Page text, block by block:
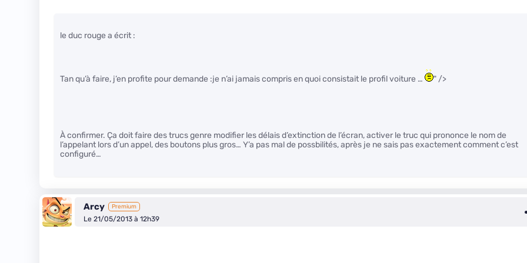
le duc rouge a écrit :
Tan qu’à faire, j’en profite pour demande :je n’ai jamais compris en quoi consistait le profil voiture … " />
À confirmer. Ça doit faire des trucs genre modifier les délais d’extinction de l’écran, activer le truc qui prononce le nom de
l’appelant lors d’un appel, des boutons plus gros… Y’a pas mal de possbilités, après je ne sais pas exactement comment c’est
configuré…
Arcy Premium
Le 21/05/2013 à 12h39